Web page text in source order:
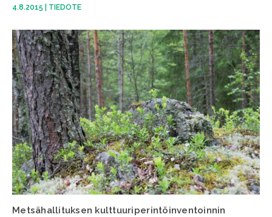
4.8.2015 TIEDOTE
Metsähallituksen kulttuuriperintöinventoinnin